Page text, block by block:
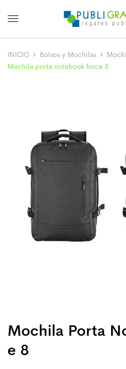
INICIO Bolsos y Mochilas
Mochila porta notebook force 8
Mochila Porta
E 8